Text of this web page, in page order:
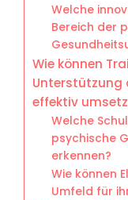
Welche
Bereich der
Wie können
Unterstützung
effektiv
Welche
psychische
erkennen?
Wie können
Umfeld für